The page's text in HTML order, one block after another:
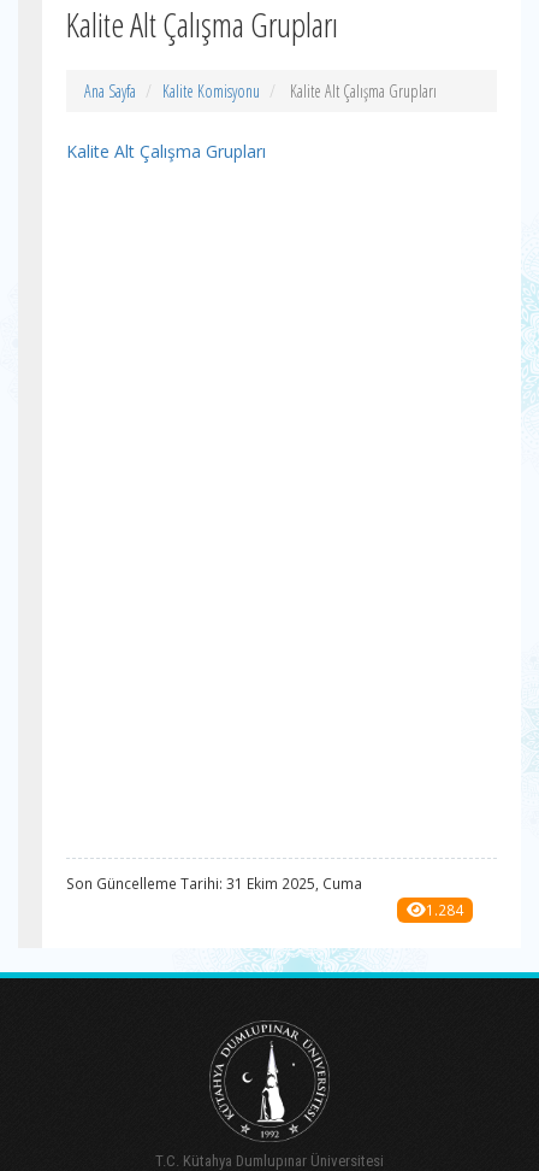
Kalite Alt Çalışma Grupları
Ana Sayfa Kalite Komisyonu Kalite Alt Çalışma Grupları
Kalite Alt Çalışma Grupları
Son Güncelleme Tarihi: 31 Ekim 2025, Cuma
1.284
T.C. Kütahya Dumlupınar Üniversitesi